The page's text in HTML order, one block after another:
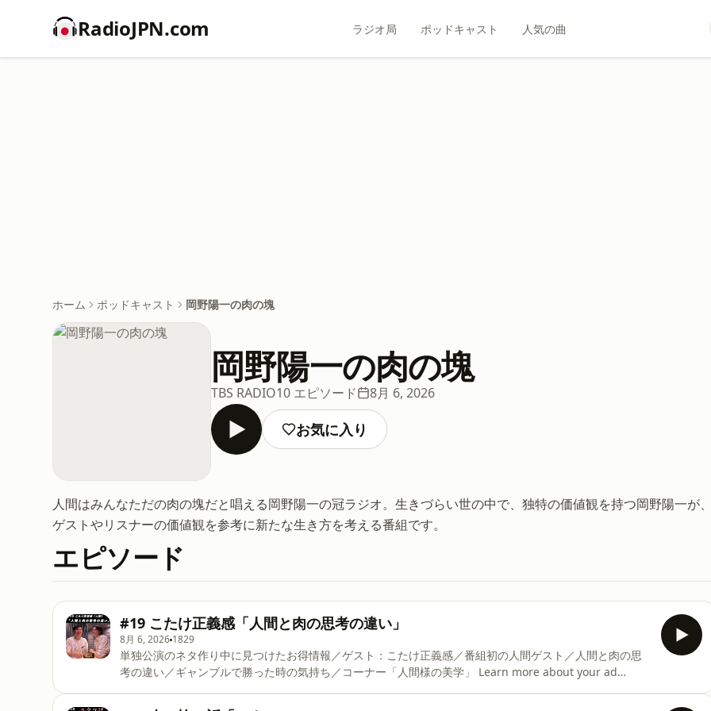
RadioJPN.com ラジオ局 ポッドキャスト 人気の曲
ホーム ポッドキャスト 岡野陽一の肉の塊
岡野陽一の肉の塊
TBS RADIO10 エピソード 8月 6, 2026
お気に入り
人間はみんなただの肉の塊だと唱える岡野陽一の冠ラジオ。生きづらい世の中で、独特の価値観を持つ岡野陽一が
ゲストやリスナーの価値観を参考に新たな生き方を考える番組です。
エピソード
#19 こたけ正義感「人間と肉の思考の違い」
8月 6, 2026 1829
単独公演のネタ作り中に見つけたお得情報／ゲスト：こたけ正義感／番組初の人間ゲスト／人間と肉の思
考の違い／ギャンブルで勝った時の気持ち／コーナー「人間様の美学」 Learn more about your ad